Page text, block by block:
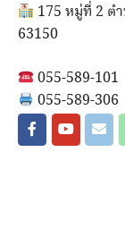
175 หมู่ที่ 2 ต
63150
055-589-101
055-589-306